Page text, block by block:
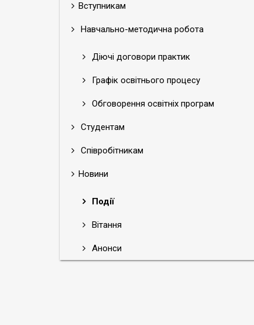
Вступникам
Навчально-методична робота
Діючі договори практик
Графік освітнього процесу
Обговорення освітніх програм
Студентам
Співробітникам
Новини
Події
Вітання
Анонси